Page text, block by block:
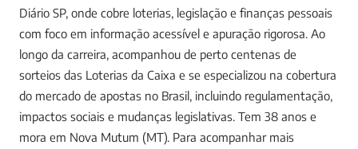
Diário SP, onde cobre loterias, legislação e finanças pessoais
com foco em informação acessível e apuração rigorosa. Ao
longo da carreira, acompanhou de perto centenas de
sorteios das Loterias da Caixa e se especializou na cobertura
do mercado de apostas no Brasil, incluindo regulamentação,
impactos sociais e mudanças legislativas. Tem 38 anos e
mora em Nova Mutum (MT). Para acompanhar mais